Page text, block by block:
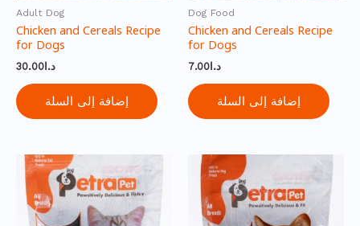
Adult Dog
Chicken and Cereals Recipe
for Dogs
د.ا30.00
إضافة إلى السلة
Dog Food
Chicken and Cereals Recipe
for Dogs
د.ا7.00
إضافة إلى السلة